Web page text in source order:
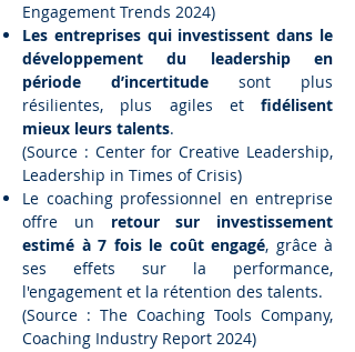
Engagement Trends 2024)
Les entreprises qui investissent dans le
développement du leadership en
période d’incertitude sont plus
résilientes, plus agiles et fidélisent
mieux leurs talents.
(Source : Center for Creative Leadership,
Leadership in Times of Crisis)
Le coaching professionnel en entreprise
offre un retour sur investissement
estimé à 7 fois le coût engagé, grâce à
ses effets sur la performance,
l'engagement et la rétention des talents.
(Source : The Coaching Tools Company,
Coaching Industry Report 2024)